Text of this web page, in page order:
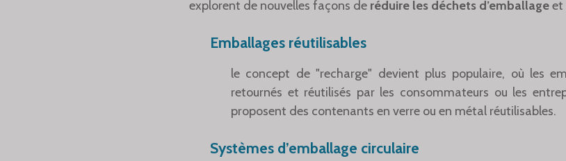
explorent de nouvelles façons de réduire les déchets d’emballageet
Emballages réutilisables
le concept de "recharge" devient plus populaire, où les
retournés et réutilisés par les consommateurs ou les
proposent des contenants en verre ou en métal réutilisables.
Systèmes d’emballage circulaire